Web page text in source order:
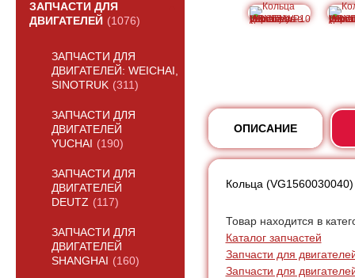
ЗАПЧАСТИ ДЛЯ
ДВИГАТЕЛЕЙ (1076)
ЗАПЧАСТИ ДЛЯ
ДВИГАТЕЛЕЙ: WEICHAI,
SINOTRUK (311)
ЗАПЧАСТИ ДЛЯ
ДВИГАТЕЛЕЙ
YUCHAI (190)
ЗАПЧАСТИ ДЛЯ
ДВИГАТЕЛЕЙ
DEUTZ (117)
ЗАПЧАСТИ ДЛЯ
ДВИГАТЕЛЕЙ
SHANGHAI (160)
ОПИСАНИЕ
Кольца
Товар находится в
Каталог запчастей
Запчасти для
Запчасти для